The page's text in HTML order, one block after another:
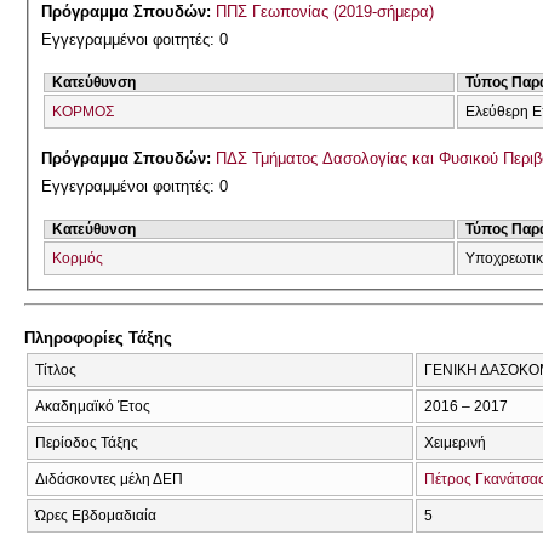
Πρόγραμμα Σπουδών: ΠΠΣ Γεωπονίας (2019-σήμερα)
Εγγεγραμμένοι φοιτητές: 0
Κατεύθυνση
Τύπος
ΚΟΡΜΟΣ
Ελεύθερη
Πρόγραμμα Σπουδών: ΠΔΣ Τμήματος Δασολογίας και Φυσικού
Εγγεγραμμένοι φοιτητές: 0
Κατεύθυνση
Τύπος
Κορμός
Πληροφορίες Τάξης
Τίτλος ΓΕΝΙΚΗ
Ακαδημαϊκό Έτος 2016 – 2017
Περίοδος Τάξης Χειμερινή
Διδάσκοντες μέλη ΔΕΠ Πέτρος
Ώρες Εβδομαδιαία 5